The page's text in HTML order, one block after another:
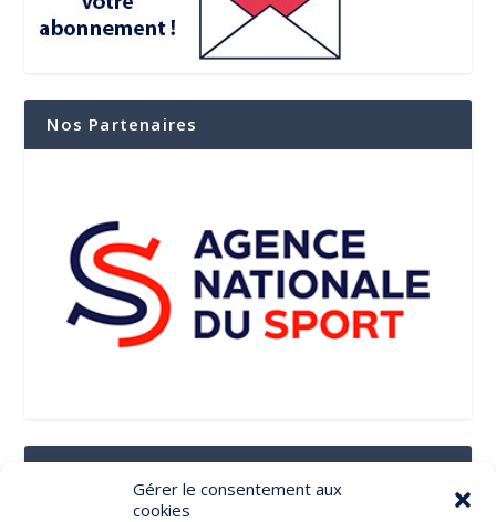
Gérer le consentement aux
cookies
Nos Partenaires
Suivez-Nous Sur Les Réseaux Sociaux